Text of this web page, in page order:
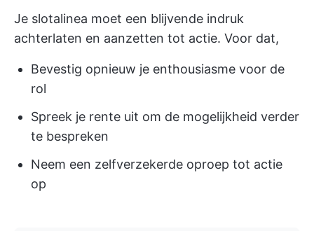
Je slotalinea moet een blijvende indruk
achterlaten en aanzetten tot actie. Voor dat,
Bevestig opnieuw je enthousiasme voor de
rol
Spreek je rente uit om de mogelijkheid verder
te bespreken
Neem een zelfverzekerde oproep tot actie
op